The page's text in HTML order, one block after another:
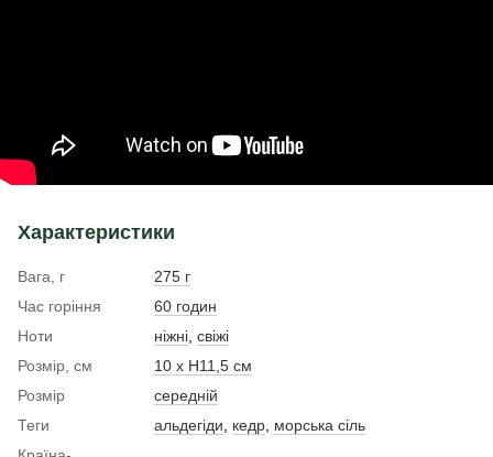
Характеристики
Вага, г
275 г
Час горіння
60 годин
Ноти
ніжні свіжі
Розмір, см
10 х Н11,5 см
Розмір
середній
Теги
альдегіди кедр морська сіль